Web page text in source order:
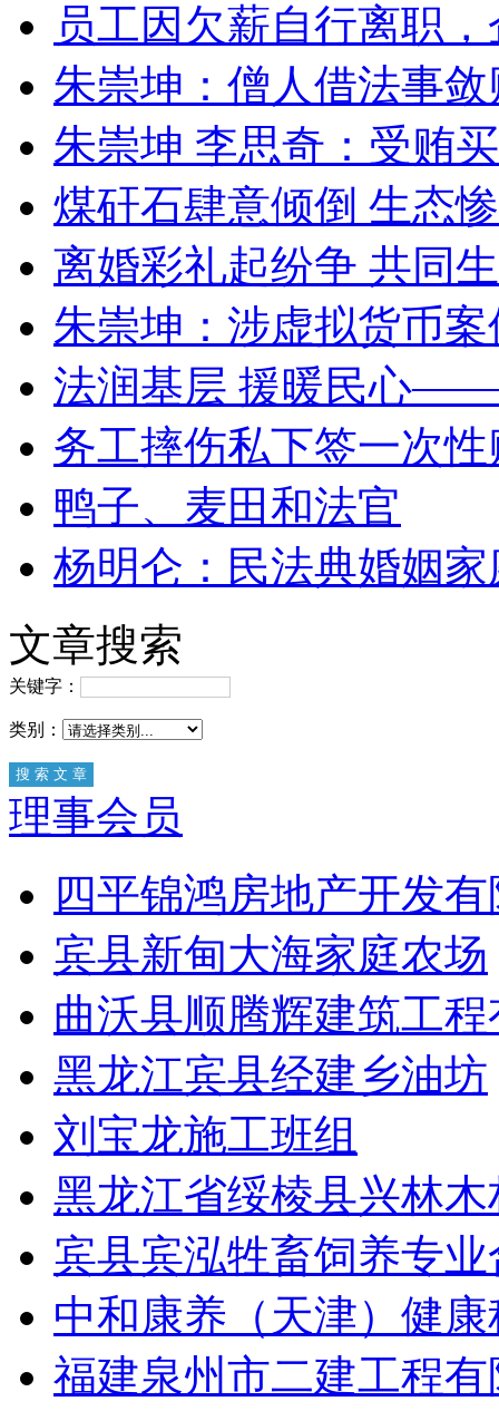
员工因欠薪自行离职
朱崇坤：僧人借法事
朱崇坤 李思奇：受贿
煤矸石肆意倾倒 生态
离婚彩礼起纷争 共同
朱崇坤：涉虚拟货币
法润基层 援暖民心
务工摔伤私下签一次
鸭子、麦田和法官
杨明仑：民法典婚姻
文章搜索
关键字：
类别：
理事会员
四平锦鸿房地产开发
宾县新甸大海家庭农场
曲沃县顺腾辉建筑工
黑龙江宾县经建乡油坊
刘宝龙施工班组
黑龙江省绥棱县兴林
宾县宾泓牲畜饲养专
中和康养（天津）健
福建泉州市二建工程